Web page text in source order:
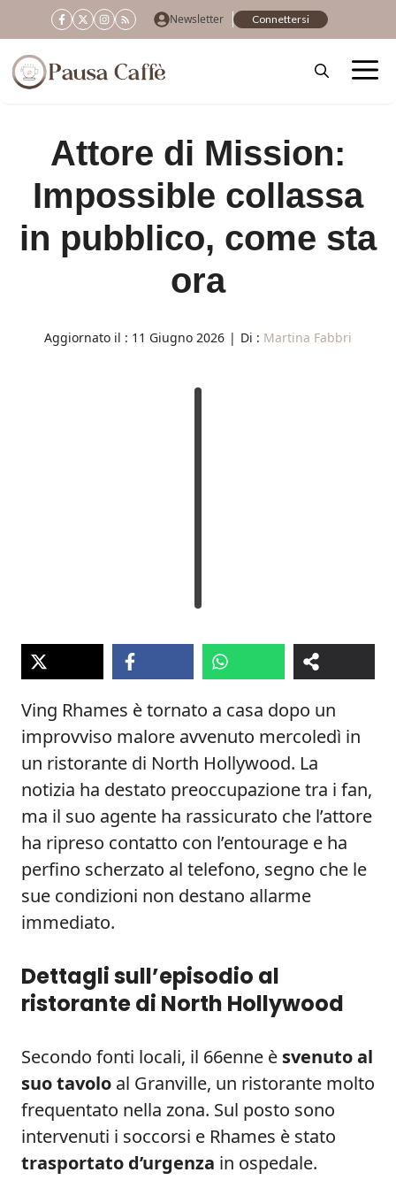
al
contenuto
Newsletter Connettersi
Attore di Mission:
Impossible collassa
in pubblico, come sta
ora
Aggiornato il : 11 Giugno 2026 | Di : Martina Fabbri
Ving Rhames è tornato a casa dopo un
improvviso malore avvenuto mercoledì in
un ristorante di North Hollywood. La
notizia ha destato preoccupazione tra i fan,
ma il suo agente ha rassicurato che l’attore
ha ripreso contatto con l’entourage e ha
perfino scherzato al telefono, segno che le
sue condizioni non destano allarme
immediato.
Dettagli sull’episodio al
ristorante di North Hollywood
Secondo fonti locali, il 66enne è svenuto al
suo tavolo al Granville, un ristorante molto
frequentato nella zona. Sul posto sono
intervenuti i soccorsi e Rhames è stato
trasportato d’urgenza in ospedale.